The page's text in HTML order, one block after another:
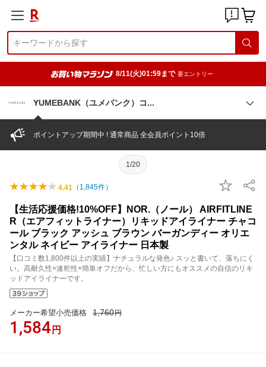
8/11(火)01:59まで 要エントリー
YUMEBANK（ユメバンク） コ
ポイントアップ期間中 ! 通常商品 全会員ポイント10倍
1/20
4.41 （ 1,845件）
【生活応援価格!10%OFF】NOR.（ノール） AIRFITLINE
R（エアフィットライナー）リキッドアイライナー チャコ
ール ブラック アッシュ ブラウン バーガンディー オリエ
ンタル ネイビー アイライナー 日本製
【口コミ数1,800件以上の実績】ナチュラルな発色♪ スッと書いて、落ちにく
い。高耐久性×速乾性×簡単オフだから、忙しい方にもオススメの自信のリキ
ッドアイライナーです。
メーカー希望小売価格 1,760円
1,584 円